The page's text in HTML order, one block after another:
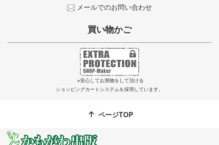
メールでのお問い合わせ
買い物かご
※安心してお買物をして頂ける
ショッピングカートシステムを採用しています。
ページTOP